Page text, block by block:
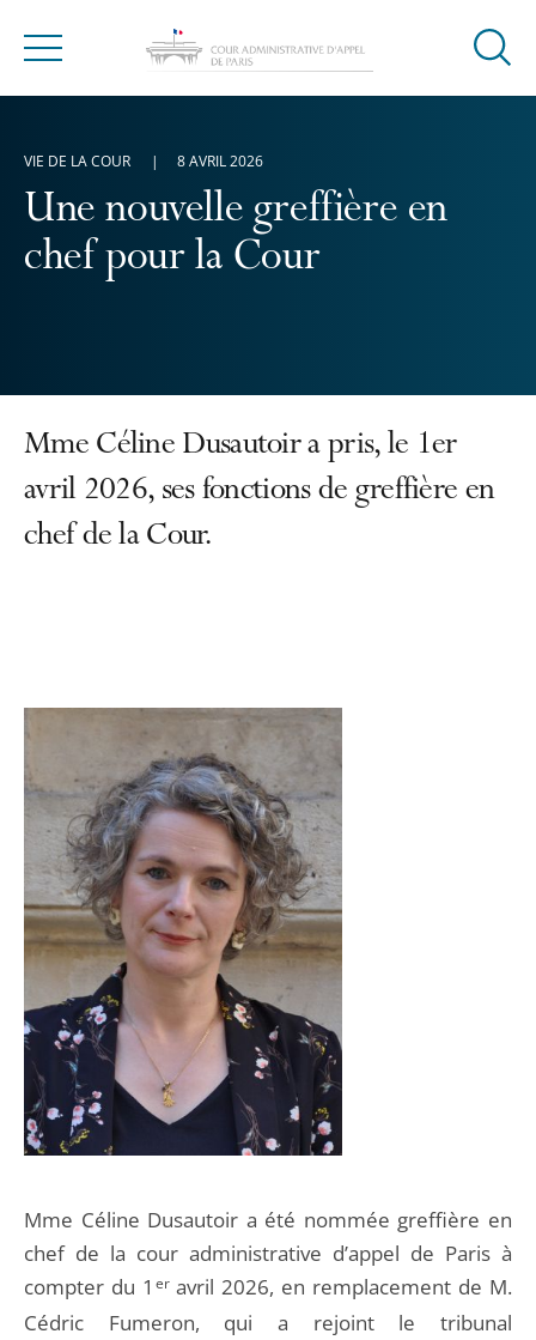
Menu
Ouvrir
Une nouvelle greffière en
chef pour la Cour
VIE DE LA COUR 8 AVRIL 2026
Mme Céline Dusautoir a pris, le 1er
avril 2026, ses fonctions de greffière en
chef de la Cour.
Mme Céline Dusautoir a été nommée greffière en
chef de la cour administrative d’appel de Paris à
compter du 1 eravril 2026, en remplacement de M.
Cédric Fumeron, qui a rejoint le tribunal